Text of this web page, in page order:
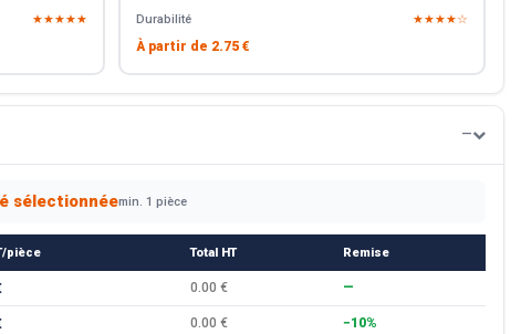
★★★★★
Durabilité
★★★★☆
À partir de 2.75 €
—
sélectionnéemin. 1 pièce
pièce Total HT Remise
0.00 € —
0.00 € −10%